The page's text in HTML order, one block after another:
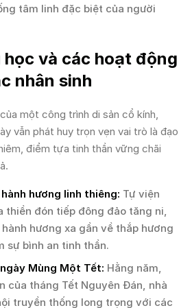
tâm linh đặc biệt của người
và các hoạt động
nhân sinh
một công trình di sản cổ kính,
vẫn phát huy trọn vẹn vai trò là đạo
điểm tựa tinh thần vững chãi
hương linh thiêng: Tự viện
thiền đón tiếp đông đảo tăng ni,
hương xa gần về thắp hương
sự bình an tinh thần.
Mùng Một Tết: Hằng năm,
của tháng Tết Nguyên Đán, nhà
truyền thống long trọng với các